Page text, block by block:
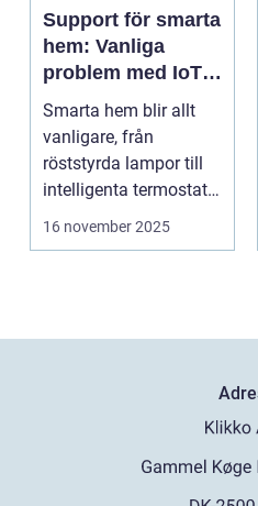
Support för smarta
hem: Vanliga
problem med IoT-
enheter
Smarta hem blir allt
vanligare, från
röststyrda lampor till
intelligenta termostater
och ...
16 november 2025